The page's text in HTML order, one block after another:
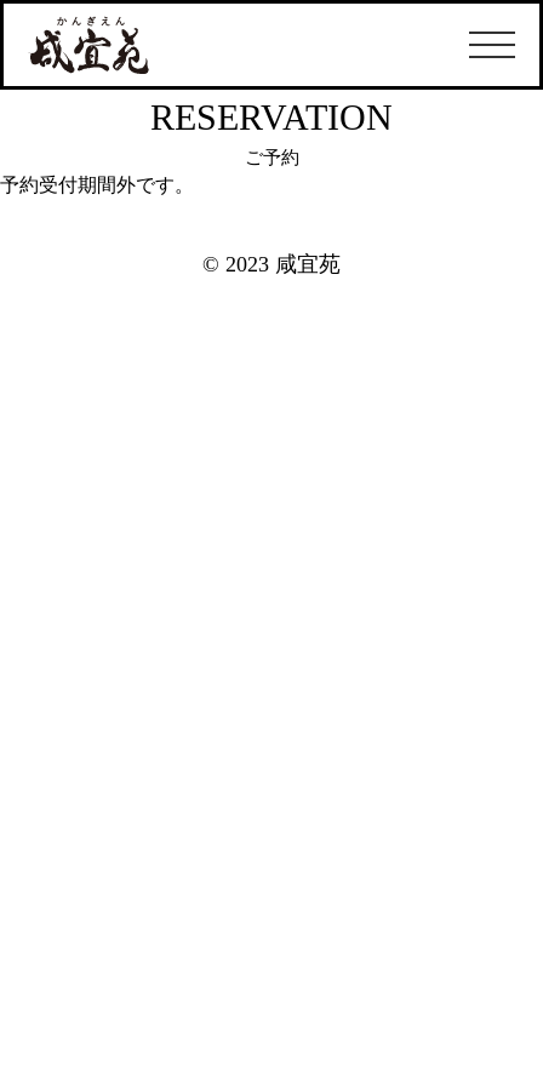
RESERVATION
ご予約
予約受付期間外です。
© 2023 咸宜苑